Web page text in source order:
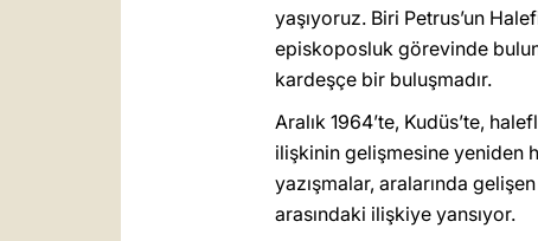
yaşıyoruz. Biri Petrus’un
episkoposluk görevinde
kardeşçe bir buluşmadır.
Aralık 1964’te, Kudüs’te,
ilişkinin gelişmesine yeniden
yazışmalar, aralarında
arasındaki ilişkiye yansıyor.